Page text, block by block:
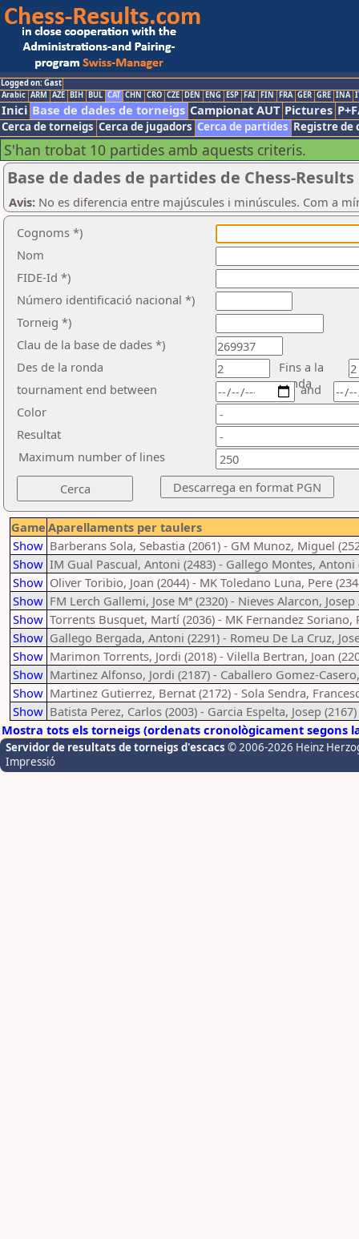
Logged on: Gast
Arabic ARM AZE BIH BUL CAT CHN CRO CZE DEN ENG ESP FAI FIN FRA GER GRE INA
Inici Base de dades de torneigs Campionat AUT Pictures
Cerca de torneigs Cerca de jugadors Cerca de partides Registre de
S'han trobat 10 partides amb aquests criteris.
Base de dades de partides de Chess-Results
Avis: No es diferencia entre majúscules i minúscules. Com a
Cognoms *)
Nom
FIDE-Id *)
Número identificació nacional *)
Torneig *)
Clau de la base de dades *)
Des de la ronda
Fins a la
ronda
tournament end between
Color
Resultat
and
Maximum number of lines
Game Aparellaments per taulers
Show Barberans Sola, Sebastia (2061) - GM Munoz, Miguel
Show IM Gual Pascual, Antoni (2483) - Gallego Montes, Antoni
Show Oliver Toribio, Joan (2044) - MK Toledano Luna, Pere
Show FM Lerch Gallemi, Jose Mª (2320) - Nieves Alarcon,
Show Torrents Busquet, Martí (2036) - MK Fernandez Soriano,
Show Gallego Bergada, Antoni (2291) - Romeu De La Cruz,
Show Marimon Torrents, Jordi (2018) - Vilella Bertran, Joan
Show Martinez Alfonso, Jordi (2187) - Caballero Gomez-
Show Martinez Gutierrez, Bernat (2172) - Sola Sendra,
Show Batista Perez, Carlos (2003) - Garcia Espelta, Josep (2167)
Mostra tots els torneigs (ordenats cronològicament segons
Servidor de resultats de torneigs d'escacs © 2006-2026 Heinz
Impressió